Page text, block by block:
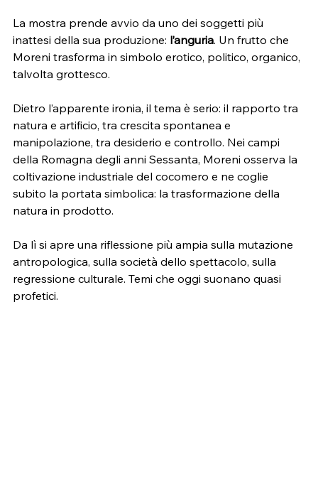
La mostra prende avvio da uno dei soggetti più
inattesi della sua produzione: l’anguria. Un frutto che
Moreni trasforma in simbolo erotico, politico, organico,
talvolta grottesco.
Dietro l’apparente ironia, il tema è serio: il rapporto tra
natura e artificio, tra crescita spontanea e
manipolazione, tra desiderio e controllo. Nei campi
della Romagna degli anni Sessanta, Moreni osserva la
coltivazione industriale del cocomero e ne coglie
subito la portata simbolica: la trasformazione della
natura in prodotto.
Da lì si apre una riflessione più ampia sulla mutazione
antropologica, sulla società dello spettacolo, sulla
regressione culturale. Temi che oggi suonano quasi
profetici.